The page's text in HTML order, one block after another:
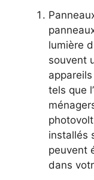
lumière
souvent
tels que
installés
peuvent
dans